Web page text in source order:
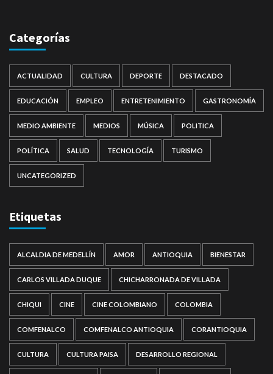
Categorías
ACTUALIDAD CULTURA DEPORTE DESTACADO
EDUCACIÓN EMPLEO ENTRETENIMIENTO GASTRONOMÍA
MEDIO AMBIENTE MEDIOS MÚSICA POLITICA
POLÍTICA SALUD TECNOLOGÍA TURISMO
UNCATEGORIZED
Etiquetas
ALCALDIA DE MEDELLÍN AMOR ANTIOQUIA BIENESTAR
CARLOS VILLADA DUQUE CHICHARRONADA DE VILLADA
CHIQUI CINE CINE COLOMBIANO COLOMBIA
COMFENALCO COMFENALCO ANTIOQUIA CORANTIOQUIA
CULTURA CULTURA PAISA DESARROLLO REGIONAL